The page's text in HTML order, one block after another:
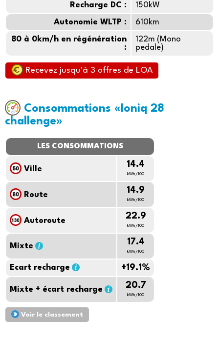
Recharge DC : 150kW
Autonomie WLTP : 610km
80 à 0km/h en régénération
:
122m (Mono
pedale)
Recevez jusqu'à 3 offres de LOA
Consommations «Ioniq 28
challenge»
LES CONSOMMATIONS
Ville
14.4
kWh/100
Route
14.9
kWh/100
Autoroute
22.9
kWh/100
Mixte 17.4
kWh/100
Ecart recharge +19.1%
Mixte + écart recharge 20.7
kWh/100
Voir le classement